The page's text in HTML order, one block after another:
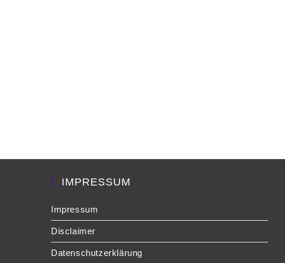
IMPRESSUM
Impressum
Disclaimer
Datenschutzerklärung